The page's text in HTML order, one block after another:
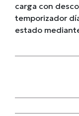
carga con
temporizador
estado